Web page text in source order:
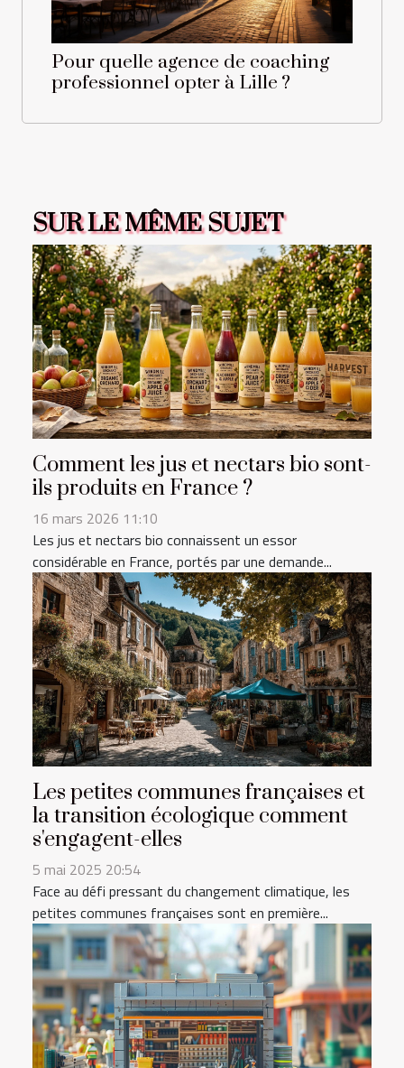
Pour quelle agence de coaching
professionnel opter à Lille ?
SUR LE MÊME SUJET
Comment les jus et nectars bio sont-
ils produits en France ?
16 mars 2026 11:10
Les jus et nectars bio connaissent un essor
considérable en France, portés par une demande...
Les petites communes françaises et
la transition écologique comment
s'engagent-elles
5 mai 2025 20:54
Face au défi pressant du changement climatique, les
petites communes françaises sont en première...